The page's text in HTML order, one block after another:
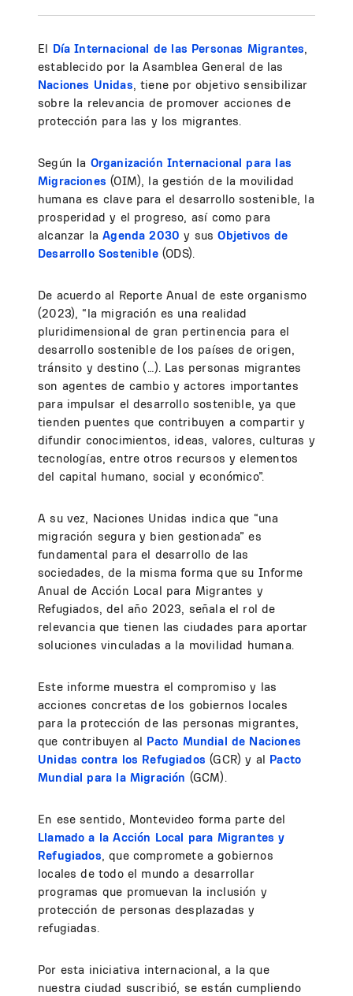
El Día Internacional de las Personas Migrantes,
establecido por la Asamblea General de las
Naciones Unidas, tiene por objetivo sensibilizar
sobre la relevancia de promover acciones de
protección para las y los migrantes.
Según la Organización Internacional para las
Migraciones (OIM), la gestión de la movilidad
humana es clave para el desarrollo sostenible, la
prosperidad y el progreso, así como para
alcanzar laAgenda 2030 y susObjetivos de
Desarrollo Sostenible(ODS).
De acuerdo al Reporte Anual de este organismo
(2023), “la migración es una realidad
pluridimensional de gran pertinencia para el
desarrollo sostenible de los países de origen,
tránsito y destino (…). Las personas migrantes
son agentes de cambio y actores importantes
para impulsar el desarrollo sostenible, ya que
tienden puentes que contribuyen a compartir y
difundir conocimientos, ideas, valores, culturas y
tecnologías, entre otros recursos y elementos
del capital humano, social y económico”.
A su vez, Naciones Unidas indica que “una
migración segura y bien gestionada” es
fundamental para el desarrollo de las
sociedades, de la misma forma que su Informe
Anual de Acción Local para Migrantes y
Refugiados, del año 2023, señala el rol de
relevancia que tienen las ciudades para aportar
soluciones vinculadas a la movilidad humana.
Este informe muestra el compromiso y las
acciones concretas de los gobiernos locales
para la protección de las personas migrantes,
que contribuyen al Pacto Mundial de Naciones
Unidas contra los Refugiados (GCR) y al Pacto
Mundial para la Migración (GCM).
En ese sentido, Montevideo forma parte del
Llamado a la Acción Local para Migrantes y
Refugiados, que compromete a gobiernos
locales de todo el mundo a desarrollar
programas que promuevan la inclusión y
protección de personas desplazadas y
refugiadas.
Por esta iniciativa internacional, a la que
nuestra ciudad suscribió, se están cumpliendo